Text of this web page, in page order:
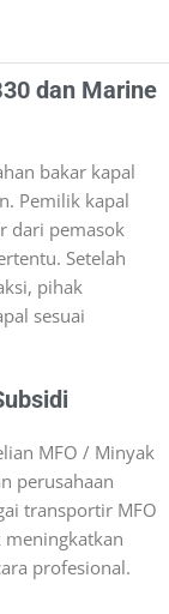
dan Marine
bakar kapal
Pemilik kapal
dari pemasok
Setelah
pihak
sesuai
MFO / Minyak
perusahaan
transportir MFO
profesional.